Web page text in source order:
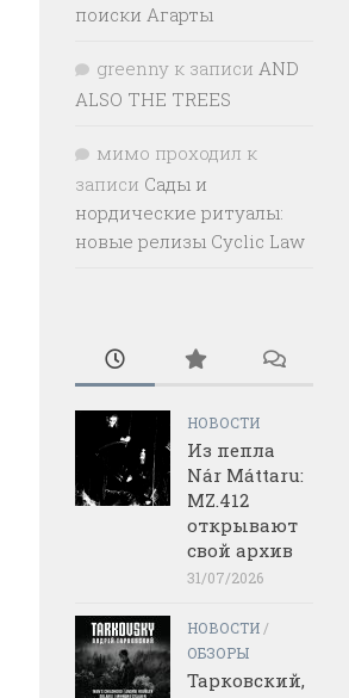
поиски Агарты
greenny к записи AND
ALSO THE TREES
мимо проходил к
записи Сады и
нордические ритуалы:
новые релизы Cyclic Law
НОВОСТИ
Из пепла
Nár Máttaru:
MZ.412
открывают
свой архив
31/07/2026
НОВОСТИ /
ОБЗОРЫ
Тарковский,